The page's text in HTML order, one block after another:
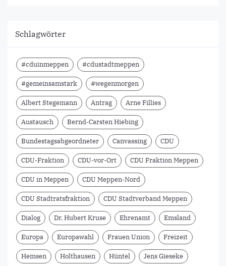
Schlagwörter
#cduinmeppen #cdustadtmeppen
#gemeinsamstark #wegenmorgen
Albert Stegemann Antrag Arne Fillies
Austausch Bernd-Carsten Hiebing
Bundestagsabgeordneter Canvassing CDU
CDU-Fraktion CDU-vor-Ort CDU Fraktion Meppen
CDU in Meppen CDU Meppen-Nord
CDU Stadtratsfraktion CDU Stadtverband Meppen
Dialog Dr. Hubert Kruse Ehrenamt Emsland
Europa Europawahl Frauen Union Freizeit
Hemsen Holthausen Hüntel Jens Gieseke